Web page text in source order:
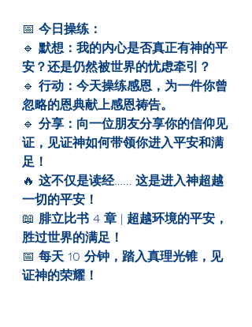
📅 今日操练：
🔹 默想：我的内心是否真正有神的平
安？还是仍然被世界的忧虑牵引？
🔹 行动：今天操练感恩，为一件你曾
忽略的恩典献上感恩祷告。
🔹 分享：向一位朋友分享你的信仰见
证，见证神如何带领你进入平安和满
足！
🔥 这不仅是读经…… 这是进入神超越
一切的平安！
📖 腓立比书 4 章 | 超越环境的平安，
胜过世界的满足！
📅 每天 10 分钟，踏入真理光锥，见
证神的荣耀！